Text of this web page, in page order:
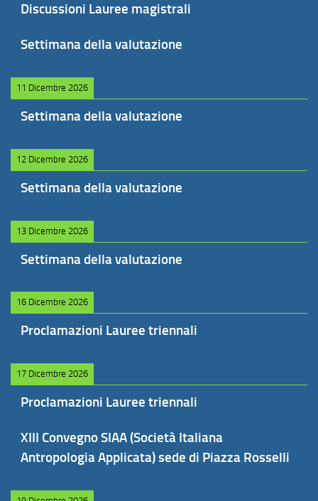
Discussioni Lauree magistrali
Settimana della valutazione
11 Dicembre 2026
Settimana della valutazione
12 Dicembre 2026
Settimana della valutazione
13 Dicembre 2026
Settimana della valutazione
16 Dicembre 2026
Proclamazioni Lauree triennali
17 Dicembre 2026
Proclamazioni Lauree triennali
XIII Convegno SIAA (Società Italiana
Antropologia Applicata) sede di Piazza Rosselli